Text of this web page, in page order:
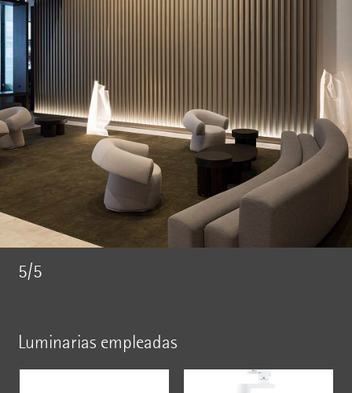
5/5
Luminarias empleadas